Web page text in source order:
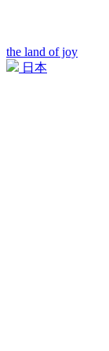
the land of joy
日本